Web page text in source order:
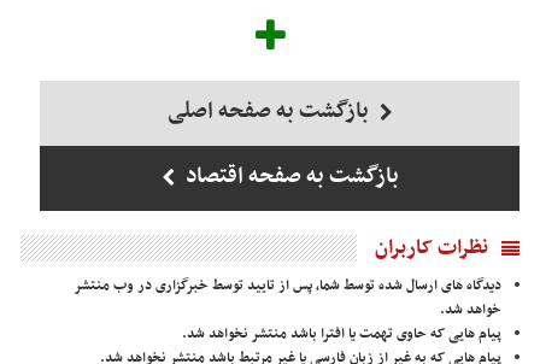
بازگشت به صفحه اصلی
بازگشت به صفحه اقتصاد
نظرات کاربران
دیدگاه های ارسال شده توسط شما، پس از تایید توسط خبرگزاری در وب منتشر
خواهد شد.
پیام هایی که حاوی تهمت یا افترا باشد منتشر نخواهد شد.
پیام هایی که به غیر از زبان فارسی یا غیر مرتبط باشد منتشر نخواهد شد.